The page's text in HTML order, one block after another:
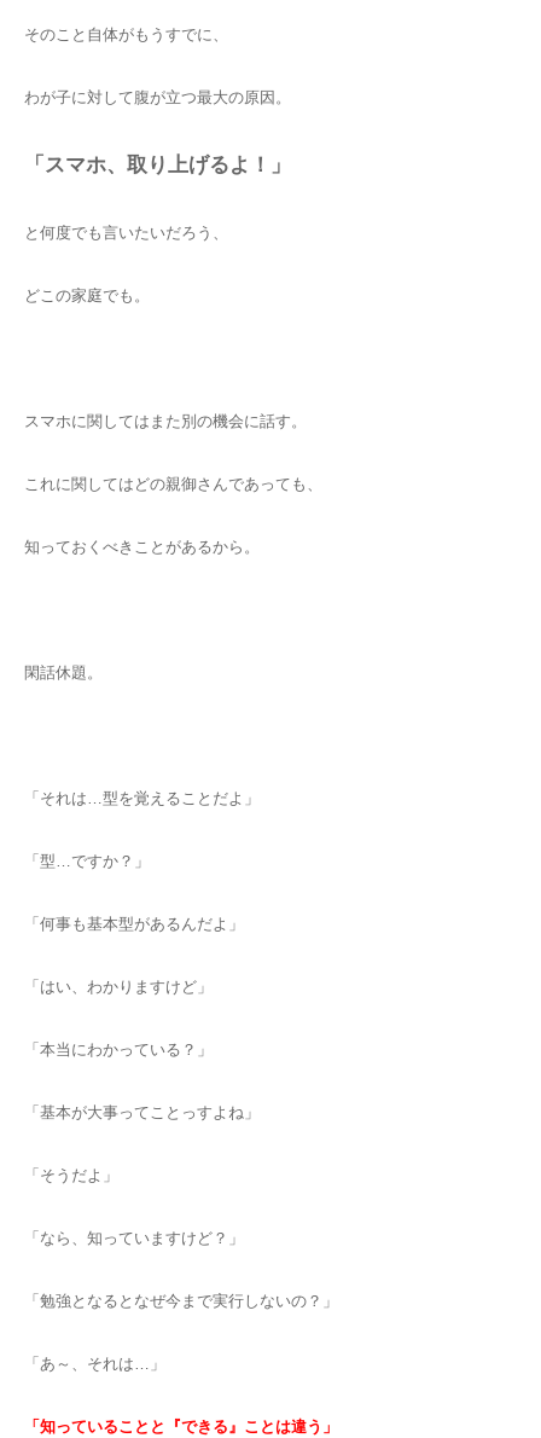
そのこと自体がもうすでに、
わが子に対して腹が立つ最大の原因。
「スマホ、取り上げるよ！」
と何度でも言いたいだろう、
どこの家庭でも。
スマホに関してはまた別の機会に話す。
これに関してはどの親御さんであっても、
知っておくべきことがあるから。
閑話休題。
「それは…型を覚えることだよ」
「型…ですか？」
「何事も基本型があるんだよ」
「はい、わかりますけど」
「本当にわかっている？」
「基本が大事ってことっすよね」
「そうだよ」
「なら、知っていますけど？」
「勉強となるとなぜ今まで実行しないの？」
「あ～、それは…」
「知っていることと『できる』ことは違う」